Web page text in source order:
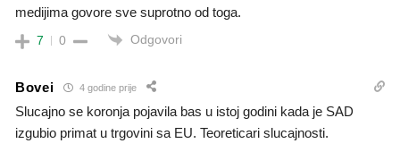
medijima govore sve suprotno od toga.
7 0 Odgovori
Bovei 4 godine prije
Slucajno se koronja pojavila bas u istoj godini kada je SAD
izgubio primat u trgovini sa EU. Teoreticari slucajnosti.